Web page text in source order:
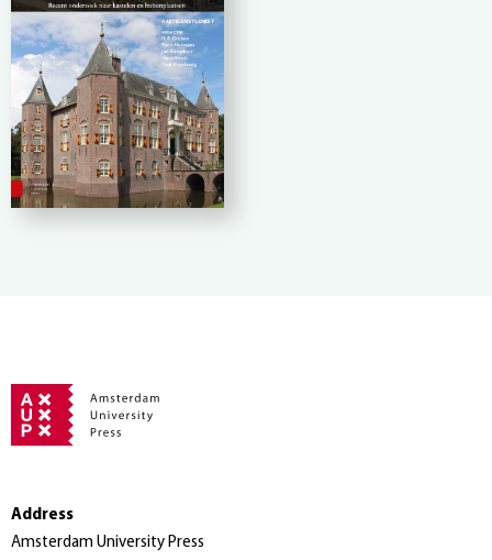
Address
Amsterdam University Press